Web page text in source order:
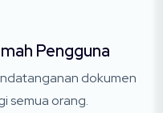
Pengguna
dokumen
semua orang.